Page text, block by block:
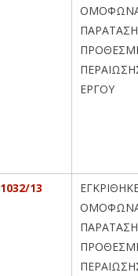
ΠΑΡΑΤΑΣΗ
ΕΡΓΟΥ
1032/13
ΠΑΡΑΤΑΣΗ